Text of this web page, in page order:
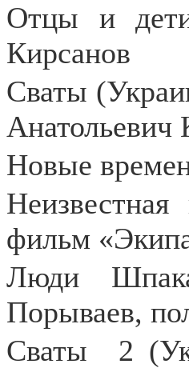
Отцы и
Кирсанов
Сваты
Анатольевич
Новые
фильм
Люди
Порываев,
Сваты
2